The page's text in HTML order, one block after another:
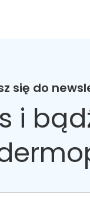
się do
i